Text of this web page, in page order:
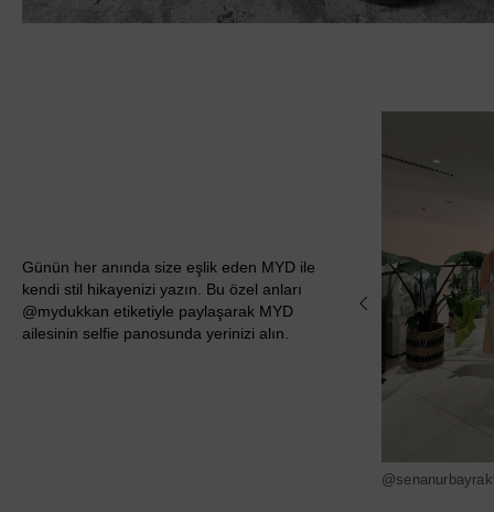
Günün her anında size eşlik eden MYD ile
kendi stil hikayenizi yazın. Bu özel anları
@mydukkan etiketiyle paylaşarak MYD
ailesinin selfie panosunda yerinizi alın.